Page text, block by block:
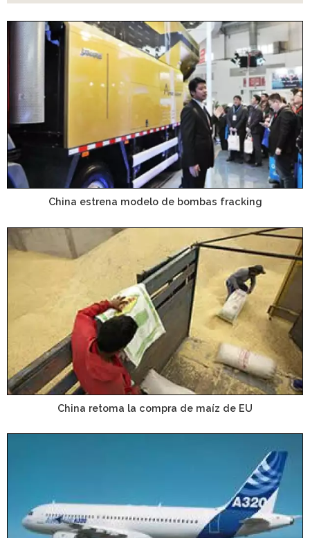
China estrena modelo de bombas fracking
China retoma la compra de maíz de EU